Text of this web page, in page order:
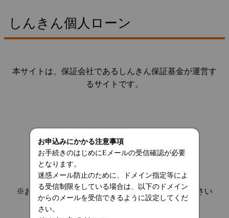
しんきん個人ローン
本サイトは、保証会社であるしんきん保証基金が運営す
るサイトです。
※お手続きを中断する場合は、画面を閉じてください
お申込みにかかる注意事項
お手続きのはじめにEメールの受信確認が必要
となります。
迷惑メール防止のために、ドメイン指定等によ
る受信制限をしている場合は、以下のドメイン
からのメールを受信できるように設定してくだ
さい。